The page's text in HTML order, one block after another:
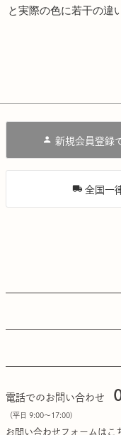
と実際の色に若干の違
新規会員登録
全国一
電話でのお問い合わせ
（平日 9:00〜17:00)
お問い合わせフォームはこ